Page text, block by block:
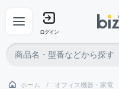
ログイン
ホーム オフィス機器・家電